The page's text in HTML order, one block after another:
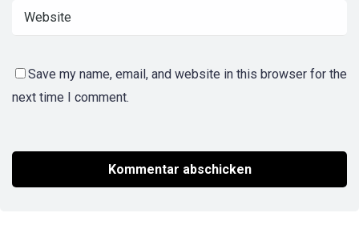
Save my name, email, and website in this browser for the
next time I comment.